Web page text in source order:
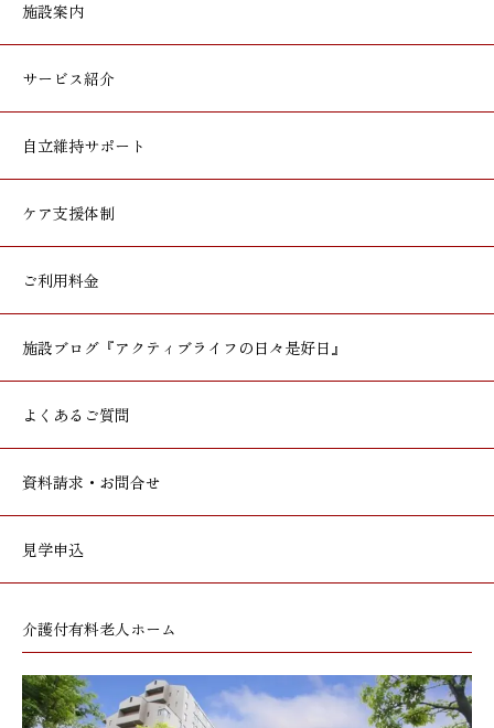
施設案内
サービス紹介
自立維持サポート
ケア支援体制
ご利用料金
施設ブログ 『アクティブライフの日々是好日』
よくあるご質問
資料請求・お問合せ
見学申込
介護付有料老人ホーム